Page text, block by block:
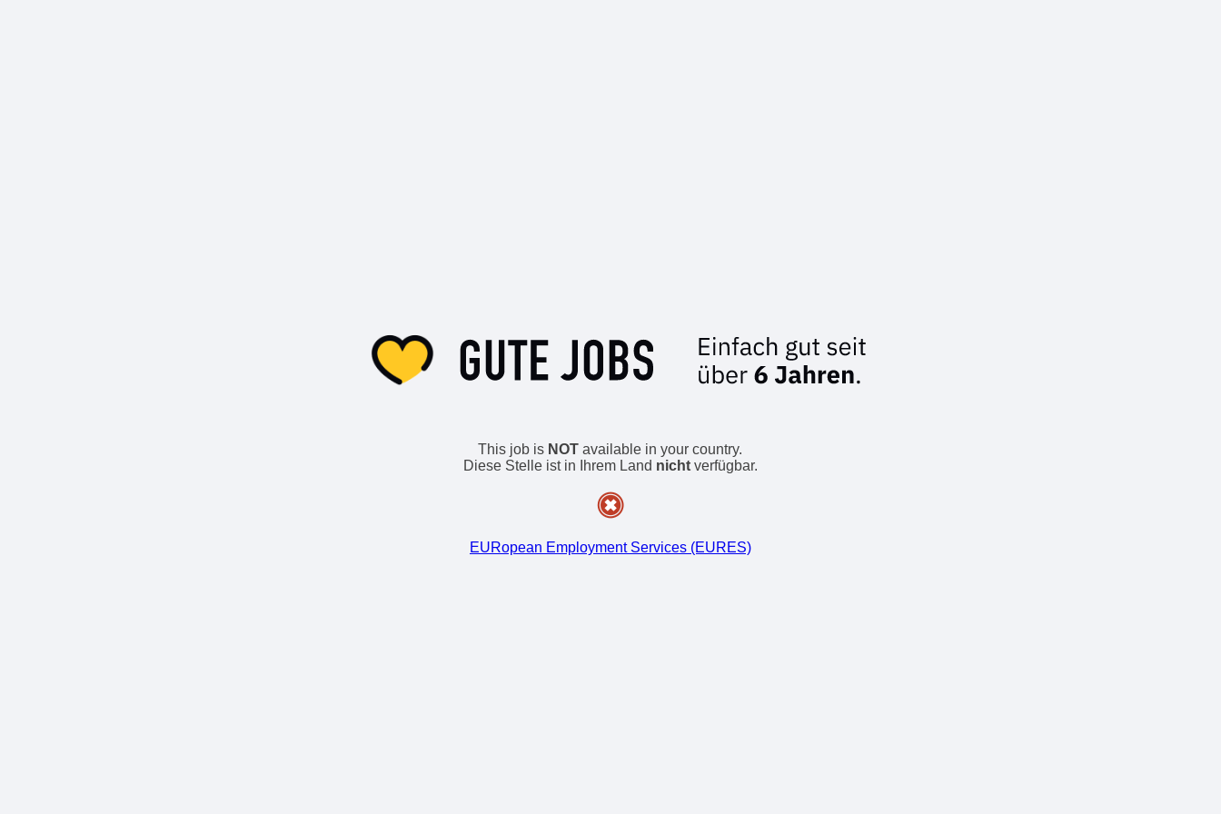
This job is NOT available in your country.
Diese Stelle ist in Ihrem Land nichtverfügbar.
EURopean Employment Services (EURES)